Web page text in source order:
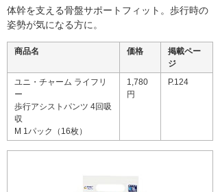
体幹を支える骨盤サポートフィット。歩行時の
姿勢が気になる方に。
商品名 価格
掲載ペー
ジ
ユニ・チャーム ライフリ
ー
歩行アシストパンツ 4回吸
収
M 1パック（16枚）
1,780
円
P.124